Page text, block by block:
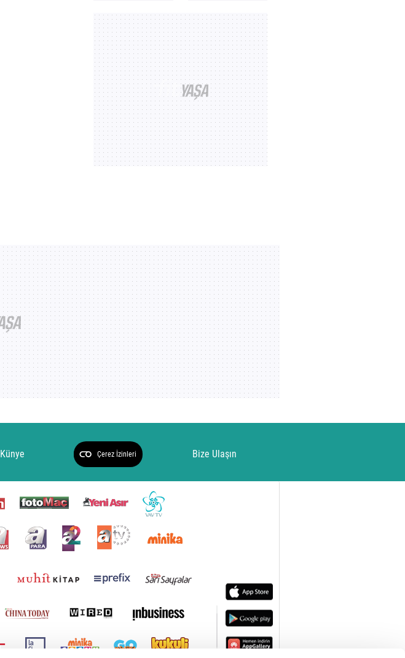
çalıştırılmalıdır?
Güçlü ve dengeli
bir vücut için
öneriler
seviyesini artırır
mı? Daha zinde
hissetmek için
kardiyo önerileri
Künye Çerez İzinleri Bize Ulaşın